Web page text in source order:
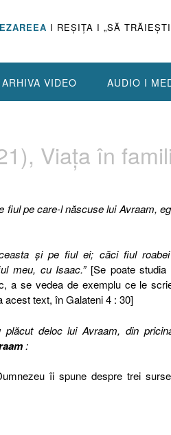
I REŞIŢA I „SĂ
ARHIVA VIDEO AUDIO I
Viaţa în
fiul pe care-l născuse lui Avraam,
şi pe fiul ei; căci fiul
meu, cu Isaac.” [Se poate
a se vedea de exemplu ce le
acest text, în Galateni 4 : 30]
plăcut deloc lui Avraam, din
:
îi spune despre trei